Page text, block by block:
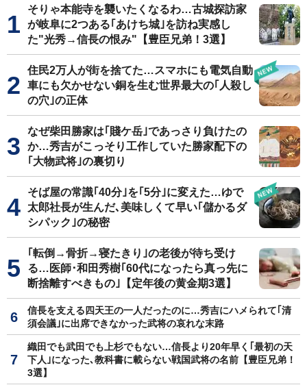
そりゃ本能寺を襲いたくなるわ…古城探訪家
が岐阜に2つある｢あけち城｣を訪ね実感し
た"光秀→信長の恨み"【豊臣兄弟！3選】
住民2万人が街を捨てた…スマホにも電気自動
車にも欠かせない銅を生む世界最大の｢人殺し
の穴｣の正体
なぜ柴田勝家は｢賤ケ岳｣であっさり負けたの
か…秀吉がこっそり工作していた勝家配下の
｢大物武将｣の裏切り
そば屋の常識｢40分｣を｢5分｣に変えた…ゆで
太郎社長が生んだ､美味しくて早い｢儲かるダ
シパック｣の秘密
｢転倒→骨折→寝たきり｣の老後が待ち受け
る…医師･和田秀樹｢60代になったら真っ先に
断捨離すべきもの｣【定年後の黄金期3選】
信長を支える四天王の一人だったのに…秀吉にハメられて｢清
須会議｣に出席できなかった武将の哀れな末路
織田でも武田でも上杉でもない…信長より20年早く｢最初の天
下人｣になった､教科書に載らない戦国武将の名前【豊臣兄弟！
3選】